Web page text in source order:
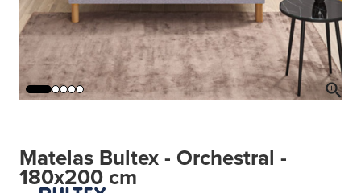
Matelas Bultex - Orchestral -
180x200 cm